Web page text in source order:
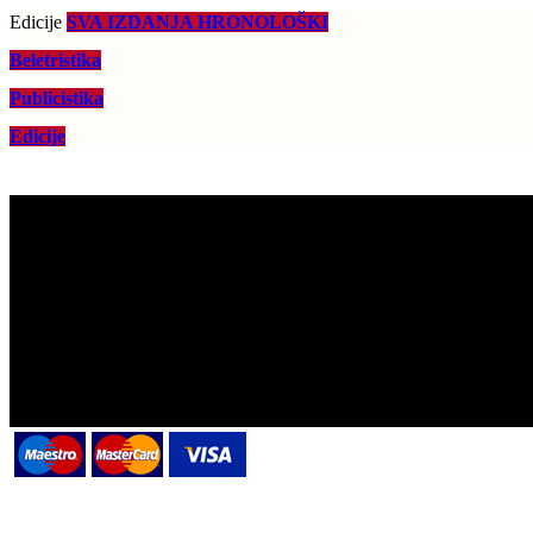
Edicije SVA IZDANJA HRONOLOŠKI
Beletristika
Publicistika
Edicije